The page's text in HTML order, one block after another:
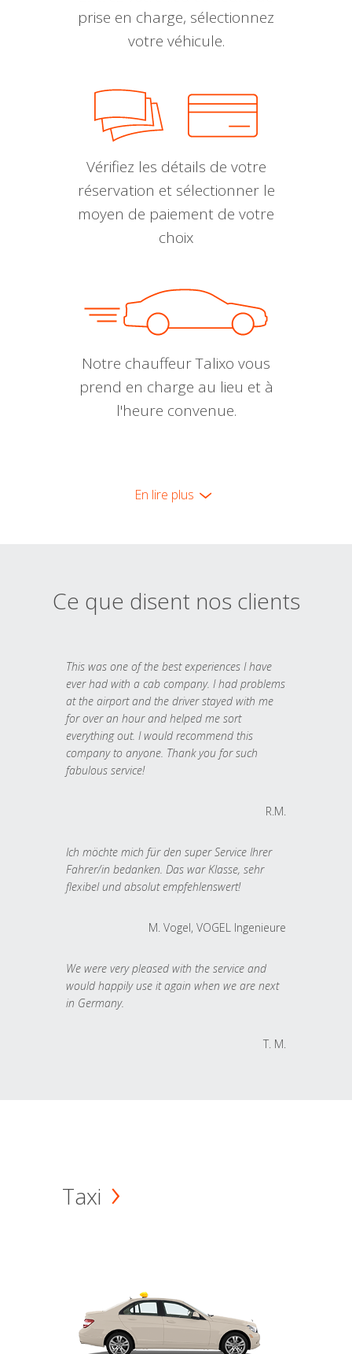
prise en charge, sélectionnez
votre véhicule.
Vérifiez les détails de votre
réservation et sélectionner le
moyen de paiement de votre
choix
Notre chauffeur Talixo vous
prend en charge au lieu et à
l'heure convenue.
En lire plus
Ce que disent nos clients
This was one of the best experiences I have
ever had with a cab company. I had problems
at the airport and the driver stayed with me
for over an hour and helped me sort
everything out. I would recommend this
company to anyone. Thank you for such
fabulous service!
R.M.
Ich möchte mich für den super Service Ihrer
Fahrer/in bedanken. Das war Klasse, sehr
flexibel und absolut empfehlenswert!
M. Vogel, VOGEL Ingenieure
We were very pleased with the service and
would happily use it again when we are next
in Germany.
T. M.
Taxi